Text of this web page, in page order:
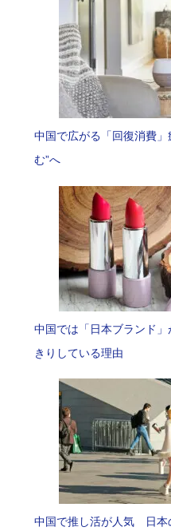
中国で広がる「回復消費」
む”へ
中国では「日本ブランド
きりしている理由
中国で推し活が人気 日本